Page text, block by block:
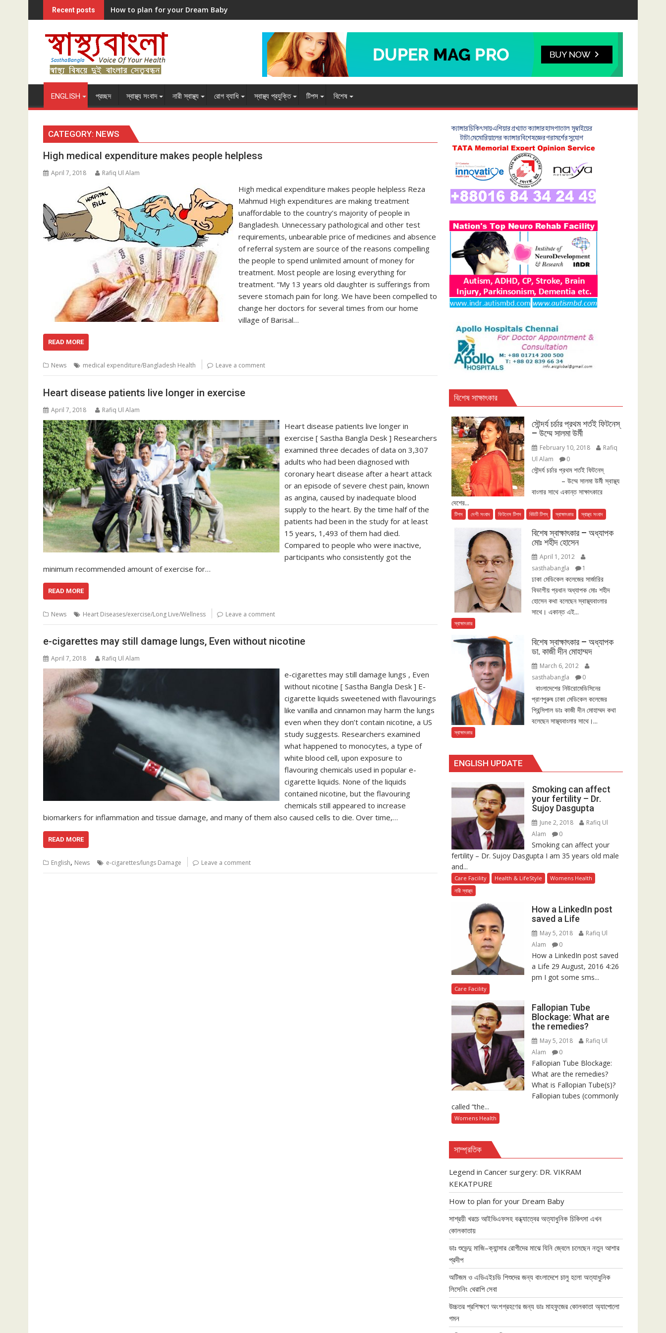
to
Recent posts How to plan for your Dream Baby
ENGLISH প্রচ্ছদ স্বাস্থ্য সংবাদ নারী স্বাস্থ্য রোগ ব্যাধি স্বাস্থ্য প্রযুক্তি টিপস বিশেষ
CATEGORY: NEWS
High medical expenditure makes people helpless
April 7, 2018 Rafiq Ul Alam
High medical expenditure makes people helpless Reza
Mahmud High expenditures are making treatment
unaffordable to the country’s majority of people in
Bangladesh. Unnecessary pathological and other test
requirements, unbearable price of medicines and absence
of referral system are source of the reasons compelling
the people to spend unlimited amount of money for
treatment. Most people are losing everything for
treatment. “My 13 years old daughter is sufferings from
severe stomach pain for long. We have been compelled to
change her doctors for several times from our home
village of Barisal…
READ MORE
News medical expenditure/Bangladesh Health Leave a comment
Heart disease patients live longer in exercise
April 7, 2018 Rafiq Ul Alam
Heart disease patients live longer in
exercise [ Sastha Bangla Desk ] Researchers
examined three decades of data on 3,307
adults who had been diagnosed with
coronary heart disease after a heart attack
or an episode of severe chest pain, known
as angina, caused by inadequate blood
supply to the heart. By the time half of the
patients had been in the study for at least
15 years, 1,493 of them had died.
Compared to people who were inactive,
participants who consistently got the
minimum recommended amount of exercise for…
READ MORE
News Heart Diseases/exercise/Long Live/Wellness Leave a comment
e-cigarettes may still damage lungs, Even without nicotine
April 7, 2018 Rafiq Ul Alam
e-cigarettes may still damage lungs , Even
without nicotine [ Sastha Bangla Desk ] E-
cigarette liquids sweetened with flavourings
like vanilla and cinnamon may harm the lungs
even when they don’t contain nicotine, a US
study suggests. Researchers examined
what happened to monocytes, a type of
white blood cell, upon exposure to
flavouring chemicals used in popular e-
cigarette liquids. None of the liquids
contained nicotine, but the flavouring
chemicals still appeared to increase
biomarkers for inflammation and tissue damage, and many of them also caused cells to die. Over time,…
READ MORE
English, News e-cigarettes/lungs Damage Leave a comment
বিশেষ সাক্ষাৎকার
সৌন্দর্য চর্চার প্রথম শর্তই ফিটনেস্
– উম্মে সালমা উর্মী
February 10, 2018
Rafiq
Ul Alam
0
সৌন্দর্য চর্চার প্রথম শর্তই ফিটনেস্
– উম্মে সালমা উর্মী স্বাস্থ্য
বাংলার সাথে একান্ত সাক্ষাৎকারে
দেশের...
টিপস দেশী সংবাদ ফিটনেস টিপস বিউটি টিপস্ স্বাক্ষাৎকার স্বাস্থ্য সংবাদ
বিশেষ স্বাক্ষাৎকার – অধ্যাপক
মোঃ শহীদ হোসেন
April 1, 2012
sasthabangla
1
ঢাকা মেডিকেল কলেজের সার্জারির
বিভাগীয় প্রধান অধ্যাপক মোঃ শহীদ
হোসেন কথা বলেছেন স্বাস্থ্যবাংলার
সাথে। একান্ত এই...
স্বাক্ষাৎকার
বিশেষ স্বাক্ষাৎকার – অধ্যাপক
ডা. কাজী দীন মোহাম্মদ
March 6, 2012
sasthabangla
0
বাংলাদেশের নিউরোমেডিসিনের
প্রাণপুরুষ ঢাকা মেডিকেল কলেজের
প্রিন্সিপাল ডাঃ কাজী দীন মোহাম্মদ কথা
বলেছেন সাস্থ্যবাংলার সাথে।...
স্বাক্ষাৎকার
ENGLISH UPDATE
Smoking can affect
your fertility – Dr.
Sujoy Dasgupta
June 2, 2018
Rafiq Ul
Alam
0
Smoking can affect your
fertility – Dr. Sujoy Dasgupta I am 35 years old male
and...
Care Facility Health & LifeStyle
Womens Health
নারী স্বাস্থ্য
How a LinkedIn post
saved a Life
May 5, 2018
Rafiq Ul
Alam
0
How a LinkedIn post saved
a Life 29 August, 2016 4:26
pm I got some sms...
Care Facility
Fallopian Tube
Blockage: What are
the remedies?
May 5, 2018
Rafiq Ul
Alam
0
Fallopian Tube Blockage:
What are the remedies?
What is Fallopian Tube(s)?
Fallopian tubes (commonly
called “the...
Womens Health
সাম্প্রতিক
Legend in Cancer surgery: DR. VIKRAM
KEKATPURE
How to plan for your Dream Baby
সাশ্রয়ী খরচে আইভিএফসহ বন্ধ্যাত্বের অত্যাধুনিক চিকিৎসা এখন
কোলকাতায়
ডাঃ শুভেন্দু মাজি–ক্যান্সার রোগীদের মাঝে যিনি জ্বেলে চলেছেন নতুন আশার
প্রদীপ
অটিজম ও এডিএইচডি শিশুদের জন্য বাংলাদেশে চালু হলো অত্যাধুনিক
লিসেনিং থেরাপি সেবা
উচ্চতর প্রশিক্ষণে অংশগ্রহণের জন্য ডাঃ মাহফুজের কোলকাতা অ্যাপোলো
গমন